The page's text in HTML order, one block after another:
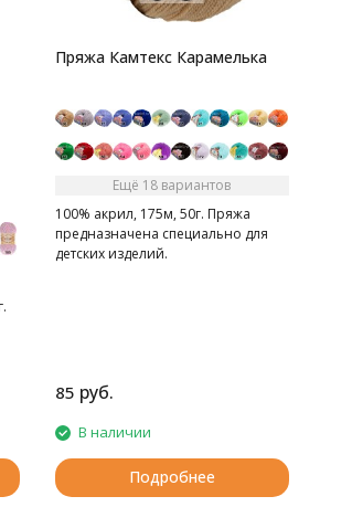
Пряжа Камтекс Карамелька
Ещё 18 вариантов
100% акрил, 175м, 50г. Пряжа
предназначена специально для
детских изделий.
85 руб.
В наличии
Подробнее